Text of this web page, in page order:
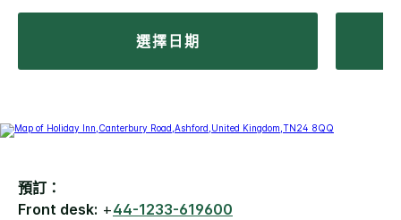
選擇日期
預訂：
Front desk: +44-1233-619600